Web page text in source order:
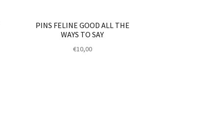
PINS FELINE GOOD ALL THE
WAYS TO SAY
€10,00